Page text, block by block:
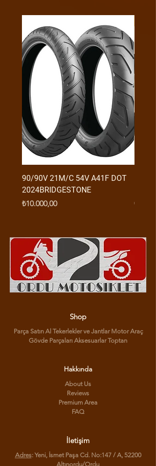
90/90V 21M/C 54V A41F DOT
2024BRIDGESTONE
Fiyat
₺10.000,00
Fiyat
₺950,00
Shop
Parça Satın Al Tekerlekler ve Jantlar Motor Araç
Gövde Parçaları Aksesuarlar Toptan
Hakkında
About Us
Reviews
Premium Area
FAQ
İletişim
Adres: Yeni, İsmet Paşa Cd. No:147 / A, 52200
Altınordu/Ordu